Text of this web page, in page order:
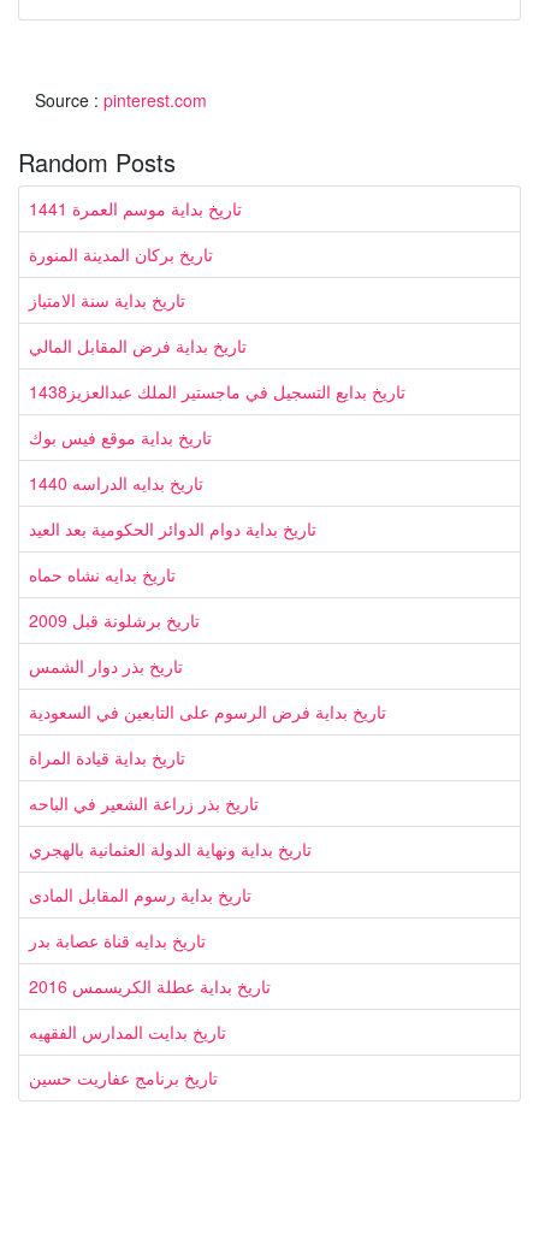
Source : pinterest.com
Random Posts
تاريخ بداية موسم العمرة 1441
تاريخ بركان المدينة المنورة
تاريخ بداية سنة الامتياز
تاريخ بداية فرض المقابل المالي
تاريخ بدايع التسجيل في ماجستير الملك عبدالعزيز1438
تاريخ بداية موقع فيس بوك
تاريخ بدايه الدراسه 1440
تاريخ بداية دوام الدوائر الحكومية بعد العيد
تاريخ بدايه نشاه حماه
تاريخ برشلونة قبل 2009
تاريخ بذر دوار الشمس
تاريخ بداية فرض الرسوم على التابعين في السعودية
تاريخ بداية قيادة المراة
تاريخ بذر زراعة الشعير في الباحه
تاريخ بداية ونهاية الدولة العثمانية بالهجري
تاريخ بداية رسوم المقابل المادى
تاريخ بدايه قناة عصابة بدر
تاريخ بداية عطلة الكريسمس 2016
تاريخ بدايت المدارس الفقهيه
تاريخ برنامج عفاريت حسين